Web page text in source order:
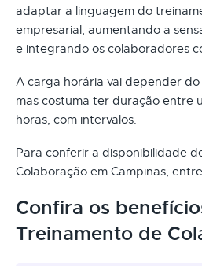
adaptar a linguagem do
empresarial, aumentando a
e integrando os colaboradores
A carga horária vai depender
mas costuma ter duração entre
horas, com intervalos.
Para conferir a disponibilidade
Colaboração em Campinas,
Confira os
Treinamento de